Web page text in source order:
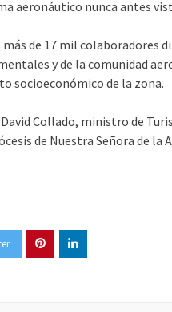
aeronáutico nunca antes
de 17 mil colaboradores
y de la comunidad
socioeconómico de la zona.
Collado, ministro de
de Nuestra Señora de la